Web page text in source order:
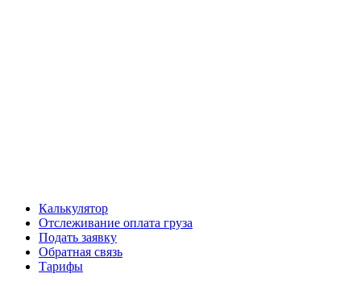
Калькулятор
Отслеживание оплата груза
Подать заявку
Обратная связь
Тарифы